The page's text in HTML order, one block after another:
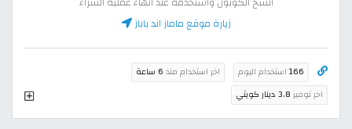
زيارة موقع ماماز اند باباز
166 استخدام اليوم اخر استخدام منذ 6 ساعة
اخر توفير 3.8 دينار كويتي